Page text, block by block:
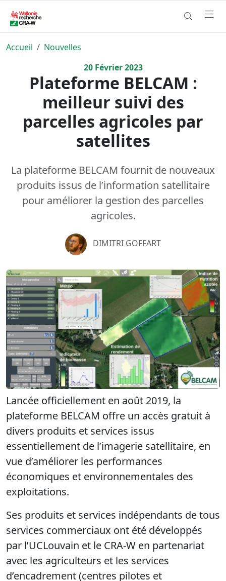
Accueil
Nouvelles
20Février2023
Plateforme BELCAM :
meilleur suivi des
parcelles agricoles par
satellites
La plateforme BELCAM fournit de nouveaux
produits issus de l’information satellitaire
pour améliorer la gestion des parcelles
agricoles.
DIMITRI GOFFART
Lancée officiellement en août 2019, la
plateforme BELCAM offre un accès gratuit à
divers produits et services issus
essentiellement de l’imagerie satellitaire, en
vue d’améliorer les performances
économiques et environnementales des
exploitations.
Ses produits et services indépendants de tous
services commerciaux ont été développés
par l’UCLouvain et le CRA-W en partenariat
avec les agriculteurs et les services
d’encadrement (centres pilotes et